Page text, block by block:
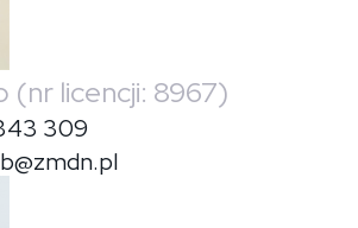
(nr licencji: 8967)
309